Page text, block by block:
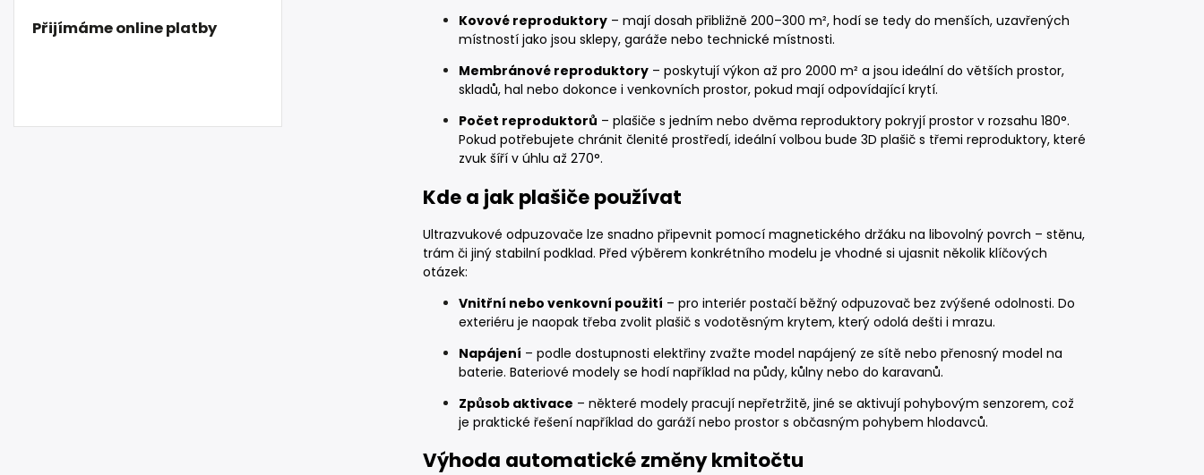
Přijímáme online platby
Kovové reproduktory – mají dosah přibližně 200–300 m², hodí se tedy do menších, uzavřených
místností jako jsou sklepy, garáže nebo technické místnosti.
Membránové reproduktory – poskytují výkon až pro 2000 m² a jsou ideální do větších prostor,
skladů, hal nebo dokonce i venkovních prostor, pokud mají odpovídající krytí.
Počet reproduktorů – plašiče s jedním nebo dvěma reproduktory pokryjí prostor v rozsahu 180°.
Pokud potřebujete chránit členité prostředí, ideální volbou bude 3D plašič s třemi reproduktory, které
zvuk šíří v úhlu až 270°.
Kde a jak plašiče používat
Ultrazvukové odpuzovače lze snadno připevnit pomocí magnetického držáku na libovolný povrch – stěnu,
trám či jiný stabilní podklad. Před výběrem konkrétního modelu je vhodné si ujasnit několik klíčových
otázek:
Vnitřní nebo venkovní použití – pro interiér postačí běžný odpuzovač bez zvýšené odolnosti. Do
exteriéru je naopak třeba zvolit plašič s vodotěsným krytem, který odolá dešti i mrazu.
Napájení – podle dostupnosti elektřiny zvažte model napájený ze sítě nebo přenosný model na
baterie. Bateriové modely se hodí například na půdy, kůlny nebo do karavanů.
Způsob aktivace – některé modely pracují nepřetržitě, jiné se aktivují pohybovým senzorem, což
je praktické řešení například do garáží nebo prostor s občasným pohybem hlodavců.
Výhoda automatické změny kmitočtu